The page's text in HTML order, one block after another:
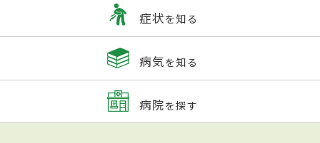
症状を知る
病気を知る
病院を探す